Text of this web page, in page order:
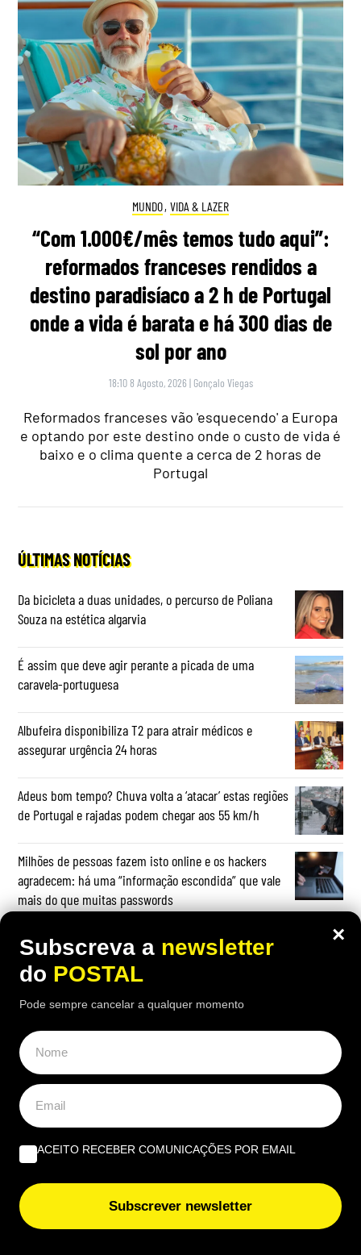
MUNDO, VIDA & LAZER
“Com 1.000€/mês temos tudo aqui”:
reformados franceses rendidos a
destino paradisíaco a 2 h de Portugal
onde a vida é barata e há 300 dias de
sol por ano
18:10 8 Agosto, 2026 | Gonçalo Viegas
Reformados franceses vão 'esquecendo' a Europa
e optando por este destino onde o custo de vida é
baixo e o clima quente a cerca de 2 horas de
Portugal
ÚLTIMAS NOTÍCIAS
Da bicicleta a duas unidades, o percurso de Poliana
Souza na estética algarvia
É assim que deve agir perante a picada de uma
caravela-portuguesa
Albufeira disponibiliza T2 para atrair médicos e
assegurar urgência 24 horas
Adeus bom tempo? Chuva volta a ‘atacar’ estas regiões
de Portugal e rajadas podem chegar aos 55 km/h
Milhões de pessoas fazem isto online e os hackers
agradecem: há uma “informação escondida” que vale
mais do que muitas passwords
A marca Sporting em todo o mundo está a crescer atrás
de Ronaldo | Por Paulo Freitas do Amaral
Do amor ao ódio vai apenas um passo | Por Henrique
Dias Freire
Albufeira, trânsito, ruído e equilíbrio | Por António
Nóbrega
EUROPE DIRECT ALGARVE
×
Subscreva a newsletter
do POSTAL
Pode sempre cancelar a qualquer momento
ACEITO RECEBER COMUNICAÇÕES POR EMAIL
Subscrever newsletter